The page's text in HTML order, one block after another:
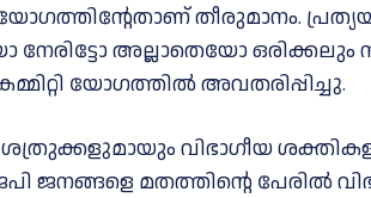
തീരുമാനം.
അല്ലാതെയോ ഒരിക്കലും
യോഗത്തില്‍ അവതരിപ്പിച്ചു.
ശത്രുക്കളുമായും വിഭാഗീയ
ജനങ്ങളെ മതത്തിന്റെ പേരില്‍